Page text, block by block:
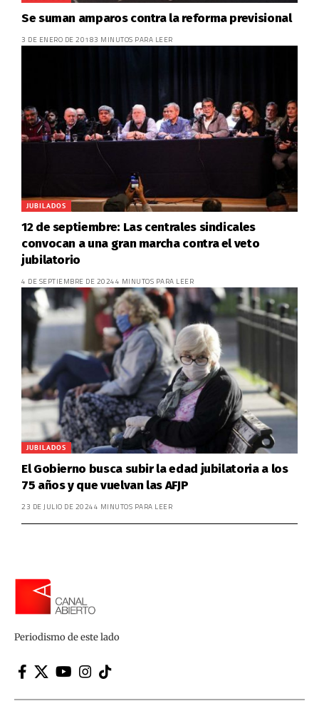
Se suman amparos contra la reforma previsional
3 DE ENERO DE 20183 MINUTOS PARA LEER
JUBILADOS
12 de septiembre: Las centrales sindicales
convocan a una gran marcha contra el veto
jubilatorio
4 DE SEPTIEMBRE DE 20244 MINUTOS PARA LEER
JUBILADOS
El Gobierno busca subir la edad jubilatoria a los
75 años y que vuelvan las AFJP
23 DE JULIO DE 20244 MINUTOS PARA LEER
Periodismo de este lado